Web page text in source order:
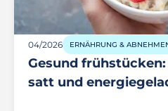
04/2026 ERNÄHRUNG &
Gesund
satt und